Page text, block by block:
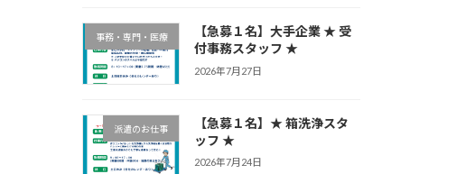
事務・専門・医療
【急募１名】大手企業 ★ 受
付事務スタッフ ★
2026年7月27日
派遣のお仕事
【急募１名】★ 箱洗浄スタ
ッフ ★
2026年7月24日